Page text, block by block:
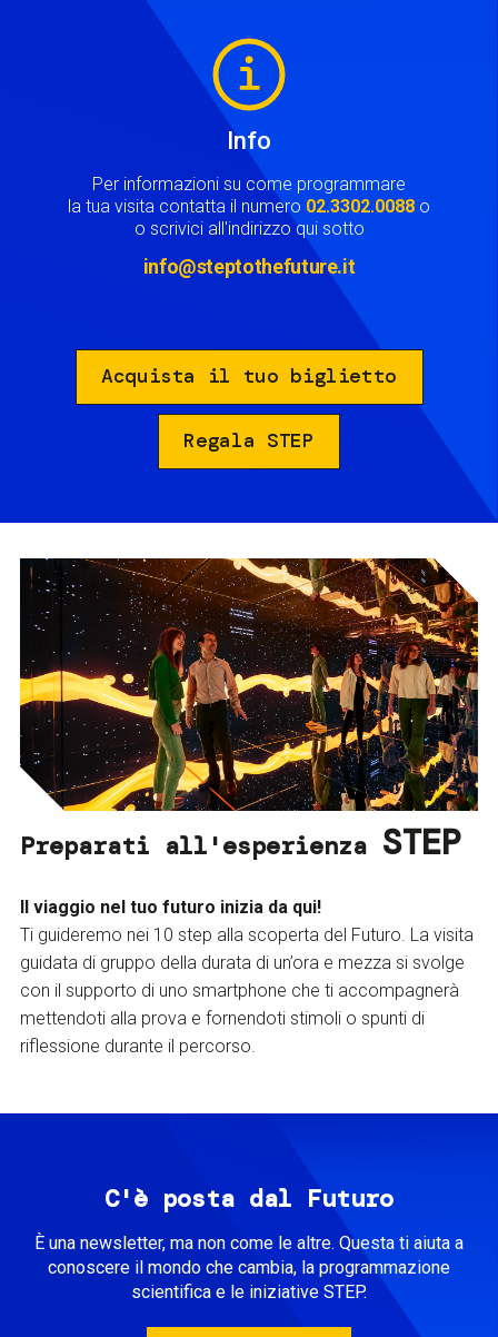
Info
Per informazioni su come programmare
la tua visita contatta il numero 02.3302.0088 o
o scrivici all'indirizzo qui sotto
info@steptothefuture.it
Acquista il tuo biglietto
Regala STEP
Preparati all'esperienza STEP
Il viaggio nel tuo futuro inizia da qui!
Ti guideremo nei 10 step alla scoperta del Futuro. La visita
guidata di gruppo della durata di un’ora e mezza si svolge
con il supporto di uno smartphone che ti accompagnerà
mettendoti alla prova e fornendoti stimoli o spunti di
riflessione durante il percorso.
C'è posta dal Futuro
È una newsletter, ma non come le altre. Questa ti aiuta a
conoscere il mondo che cambia, la programmazione
scientifica e le iniziative STEP.